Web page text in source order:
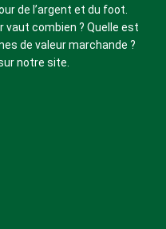
de l’argent et du foot.
vaut combien ? Quelle est
de valeur marchande ?
notre site.